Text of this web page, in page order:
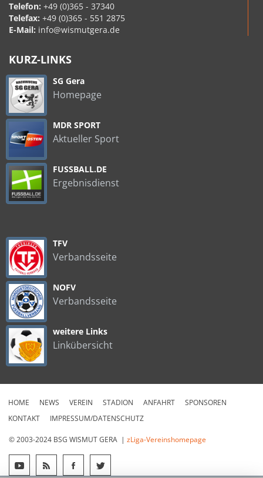
Telefon: +49 (0)365 - 37340
Telefax: +49 (0)365 - 551 2875
E-Mail: info@wismutgera.de
KURZ-LINKS
SG Gera
Homepage
MDR SPORT
Aktueller Sport
FUSSBALL.DE
Ergebnisdienst
TFV
Verbandsseite
NOFV
Verbandsseite
weitere Links
Linkübersicht
HOME NEWS VEREIN STADION ANFAHRT
SPONSOREN
KONTAKT
IMPRESSUM/DATENSCHUTZ
© 2003-2024 BSG WISMUT GERA | zLiga-Vereinshomepage